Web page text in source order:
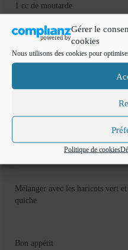
Gérer le
cookies
Nous utilisons des cookies pour
Politique de cookies
1 cc de moutarde
1 à 2 CS de vinaigre
Faite revenir les oignons ciselés
Retirer du feu et mélanger au
Mélanger avec les haricots vert
quiche
Bon appétit